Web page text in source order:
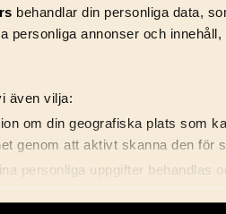
behandlar din personliga data,
personliga annonser och
även vilja:
om din geografiska plats som
genom att aktivt skanna den för
personliga uppgifter behandlas